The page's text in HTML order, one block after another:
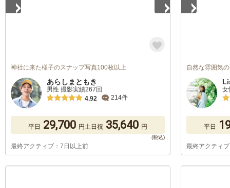
神社に来た様子のスナップ写真100枚以上
あらしまともき
男性 撮影実績267回
4.92
214件
平日 29,700 円土日祝 35,640 円
最終アクティブ：7日以上前
自然な雰囲気
女
平日
最終アクティ